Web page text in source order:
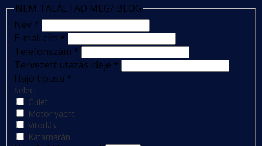
NEM TALÁLTAD MEG? BLOG
Név *
E-mail cím *
Telefonszám *
Tervezett utazás ideje *
Hajó típusa *
Select
Gulet
Motor yacht
Vitorlás
Katamarán